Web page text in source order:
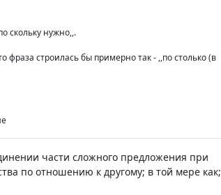
скольку нужно,,.
фраза строилась бы примерно так - ,,по столько (в
части сложного предложения при
по отношению к другому; в той мере как;